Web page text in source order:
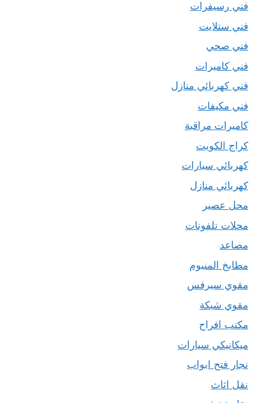
فني رسيفرات
فني ستلايت
فني صحي
فني كاميرات
فني كهربائي منازل
فني مكيفات
كاميرات مراقبة
كراج الكويت
كهربائي سيارات
كهربائي منازل
محل عصير
محلات تلفونات
مصاعد
مطابخ المنيوم
مقوي سيرفس
مقوي شبكة
مكتب افراح
ميكانيكي سيارات
نجار فتح ابواب
نقل اثاث